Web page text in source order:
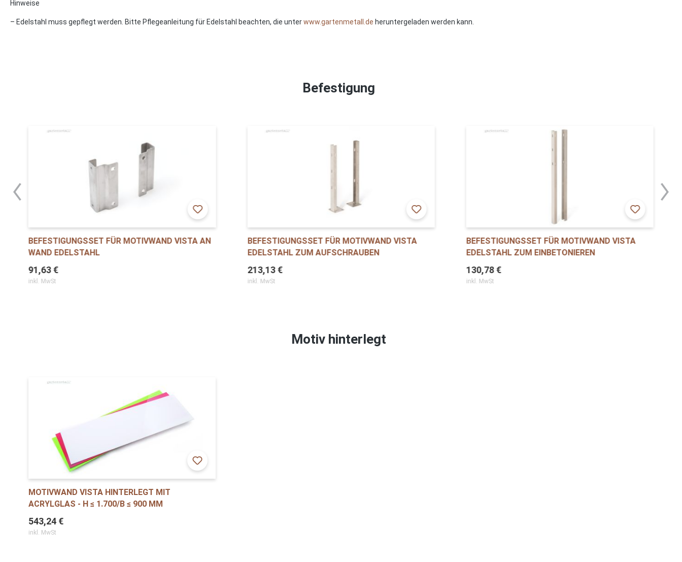
Hinweise
– Edelstahl muss gepflegt werden. Bitte Pflegeanleitung für Edelstahl beachten, die unterwww.gartenmetall.de heruntergeladen werden kann.
Befestigung
BEFESTIGUNGSSET FÜR MOTIVWAND VISTA AN
WAND EDELSTAHL
91,63 €
inkl. MwSt
BEFESTIGUNGSSET FÜR MOTIVWAND VISTA
EDELSTAHL ZUM AUFSCHRAUBEN
213,13 €
inkl. MwSt
BEFESTIGUNGSSET FÜR MOTIVWAND VISTA
EDELSTAHL ZUM EINBETONIEREN
130,78 €
inkl. MwSt
Motiv hinterlegt
MOTIVWAND VISTA HINTERLEGT MIT
ACRYLGLAS - H ≤ 1.700/B ≤ 900 MM
543,24 €
inkl. MwSt